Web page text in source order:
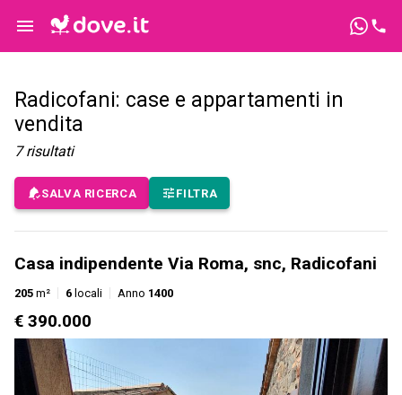
Radicofani: case e appartamenti in
vendita
7 risultati
SALVA RICERCA FILTRA
Casa indipendente Via Roma, snc, Radicofani
205 m² 6 locali Anno 1400
€ 390.000